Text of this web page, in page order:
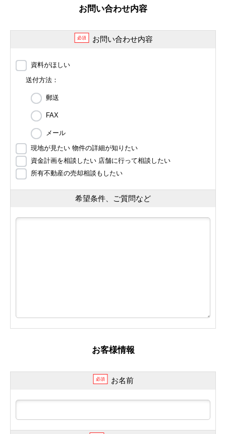
お問い合わせ内容
必須 お問い合わせ内容
資料がほしい
送付方法：
郵送
FAX
メール
現地が見たい 物件の詳細が知りたい
資金計画を相談したい 店舗に行って相談したい
所有不動産の売却相談もしたい
希望条件、ご質問など
お客様情報
必須 お名前